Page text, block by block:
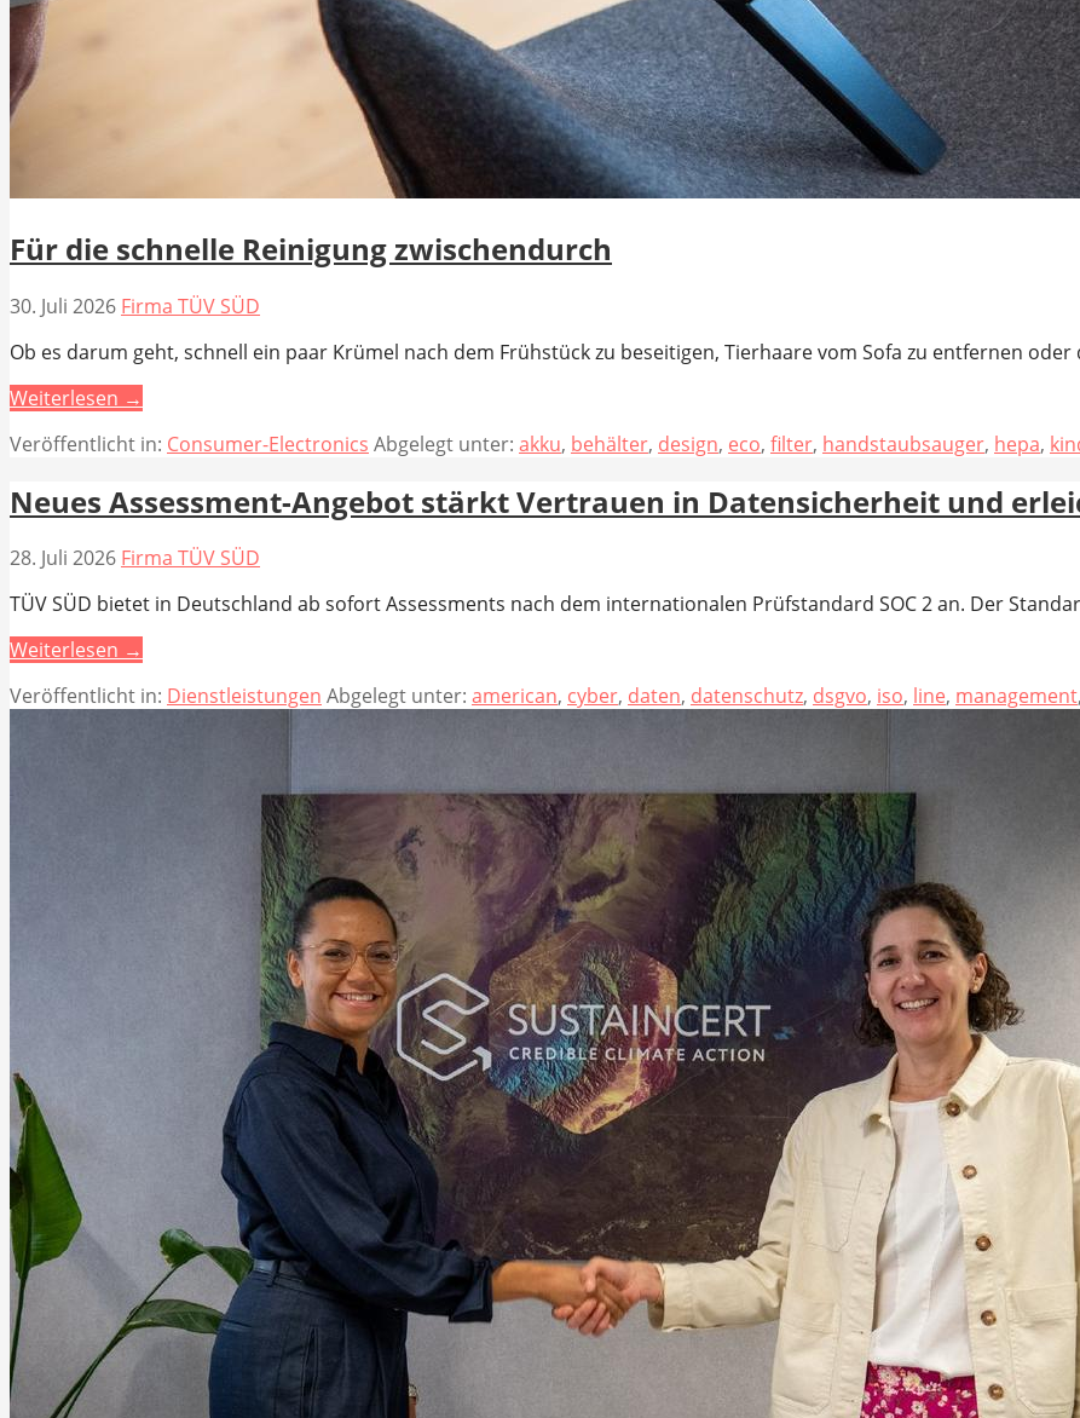
Für die schnelle Reinigung zwischendurch
30. Juli 2026 Firma TÜV SÜD
Ob es darum geht, schnell ein paar Krümel nach dem Frühstück zu beseitigen, Tierhaare vom Sofa zu entfernen
Weiterlesen →
Veröffentlicht in: Consumer-Electronics Abgelegt unter: akku, behälter, design, eco, filter, handstaubsauger, hepa,
Neues Assessment-Angebot stärkt Vertrauen in Datensicherheit und
28. Juli 2026 Firma TÜV SÜD
TÜV SÜD bietet in Deutschland ab sofort Assessments nach dem internationalen Prüfstandard SOC 2 an. Der
Weiterlesen →
Veröffentlicht in: Dienstleistungen Abgelegt unter: american, cyber, daten, datenschutz, dsgvo, iso, line, management,